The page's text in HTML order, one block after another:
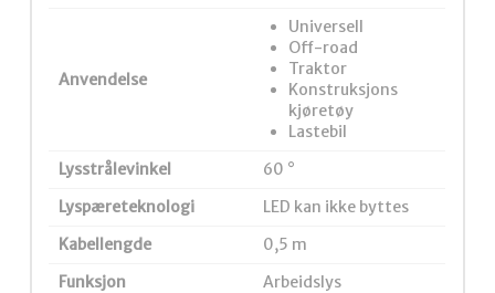
Anvendelse
Universell
Off-road
Traktor
Konstruksjons
kjøretøy
Lastebil
Lysstrålevinkel
60 °
Lyspæreteknologi
LED kan ikke byttes
Kabellengde
0,5 m
Funksjon
Arbeidslys